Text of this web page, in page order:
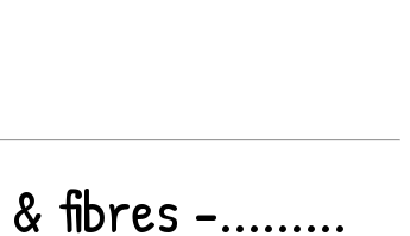
fibres -.........